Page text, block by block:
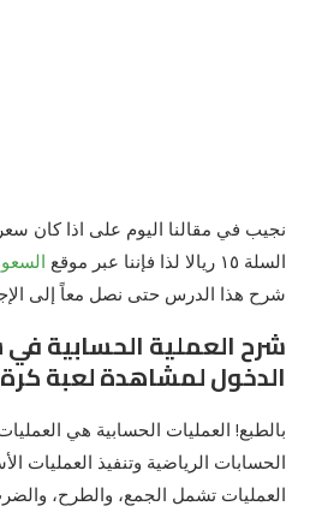
نجيب في مقالنا اليوم على اذا كان
السلة ١٥ ريالا لذا فإننا عبر موقع
شرح هذا الدرس حتى نصل معاً إلى
شرح العملية الحسابية
الدخول لمشاهدة لعبة كرة السلة
بالطبع! العمليات الحسابية هي
الحسابات الرياضية وتنفيذ العمليات
العمليات تشمل الجمع، والطرح،